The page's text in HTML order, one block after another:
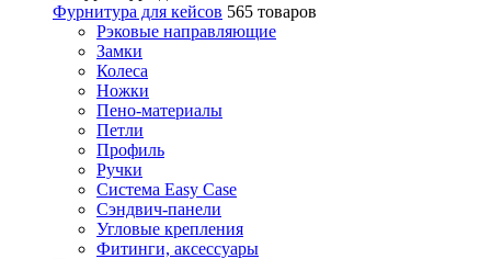
Фурнитура для кейсов 565 товаров
Рэковые направляющие
Замки
Колеса
Ножки
Пено-материалы
Петли
Профиль
Ручки
Система Easy Case
Сэндвич-панели
Угловые крепления
Фитинги, аксессуары